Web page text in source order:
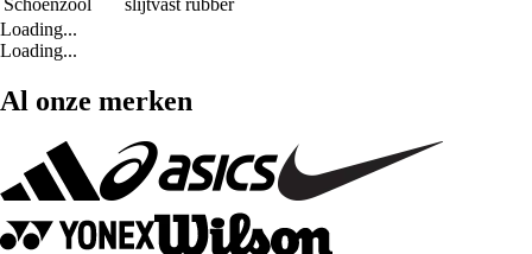
Schoenzool
slijtvast rubber
Loading...
Loading...
Al onze merken